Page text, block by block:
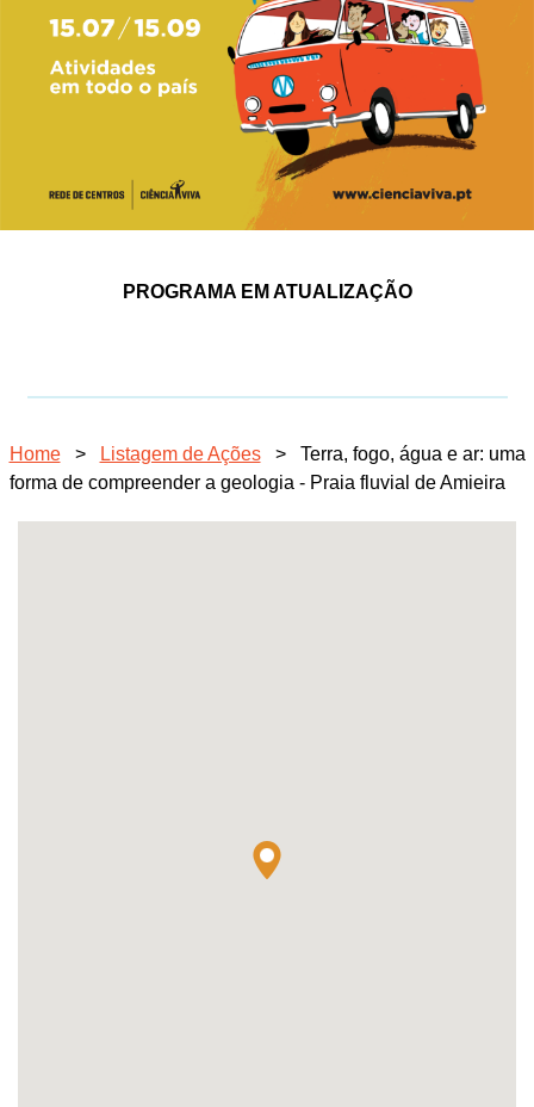
PROGRAMA EM ATUALIZAÇÃO
Home > Listagem de Ações >
Terra, fogo, água e ar: uma
forma de compreender a geologia - Praia fluvial de Amieira